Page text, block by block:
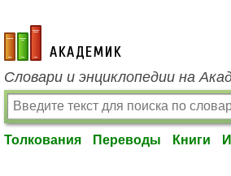
academic.ru
Словари и энциклопедии на
Толкования Переводы Книги